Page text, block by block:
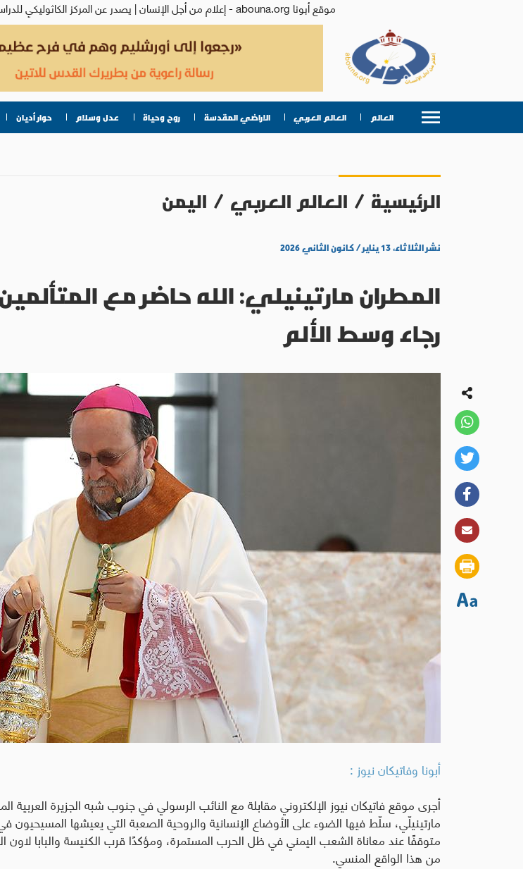
موقع أبونا abouna.org - إعلام من أجل الإنسان | يصدر عن المركز الكاثوليكي للدراسات والإعلام في الأردن - رئيس التحرير: الأب د.رفعت بدر
العالم العالم العربي الاراضي المقدسة روح وحياة عدل وسلام حوار أديان
الرئيسية / العالم العربي / اليمن
نشر الثلاثاء، ١٣ يناير / كانون الثاني ٢٠٢٦
المطران مارتينيلي: الله حاضر مع
رجاء وسط الألم
أبونا وفاتيكان نيوز :
أجرى موقع فاتيكان نيوز الإلكتروني مقابلة مع النائب الرسولي في جنوب شبه الجزيرة العربية
مارتينيلّي، سلّط فيها الضوء على الأوضاع الإنسانية والروحية الصعبة التي يعيشها المسيحيون
متوقفًا عند معاناة الشعب اليمني في ظل الحرب المستمرة، ومؤكدًا قرب الكنيسة والبابا لاون
من هذا الواقع المنسي.